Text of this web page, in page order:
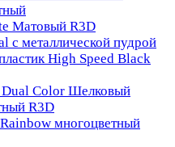
Матовый R3D
с металлической пудрой
High Speed Black
Color Шелковый
R3D
многоцветный